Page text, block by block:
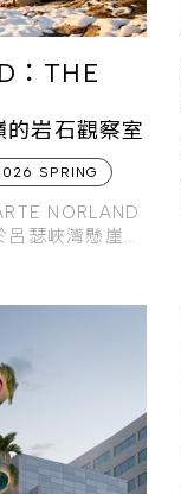
：THE
岩石觀察室
SPRING
NORLAND
瑟峽灣懸崖邊